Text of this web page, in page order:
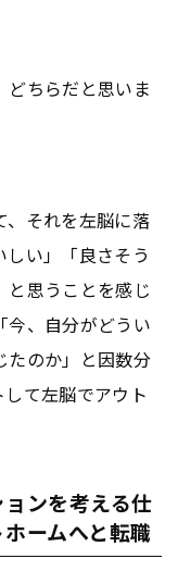
どちらだと思いま
、それを左脳に落
い」「良さそう
と思うことを感じ
今、自分がどうい
たのか」と因数分
て左脳でアウト
ンを考える仕
ームへと転職